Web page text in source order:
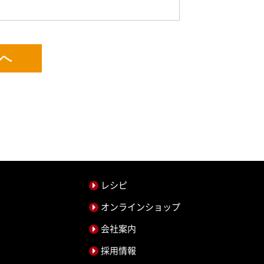
レシピ
オンラインショップ
会社案内
採用情報